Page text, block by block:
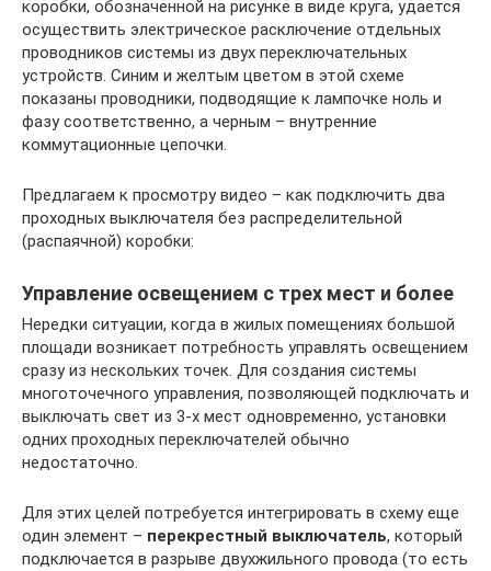
коробки, обозначенной на рисунке в виде круга, удается
осуществить электрическое расключение отдельных
проводников системы из двух переключательных
устройств. Синим и желтым цветом в этой схеме
показаны проводники, подводящие к лампочке ноль и
фазу соответственно, а черным – внутренние
коммутационные цепочки.
Предлагаем к просмотру видео – как подключить два
проходных выключателя без распределительной
(распаячной) коробки:
Управление освещением с трех мест и более
Нередки ситуации, когда в жилых помещениях большой
площади возникает потребность управлять освещением
сразу из нескольких точек. Для создания системы
многоточечного управления, позволяющей подключать и
выключать свет из 3-х мест одновременно, установки
одних проходных переключателей обычно
недостаточно.
Для этих целей потребуется интегрировать в схему еще
один элемент – перекрестный выключатель, который
подключается в разрыве двухжильного провода (то есть